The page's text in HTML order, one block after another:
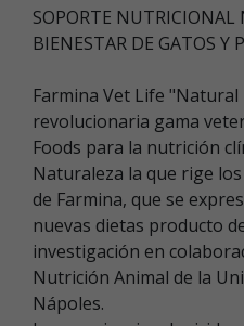
SOPORTE NUTRICIONAL
BIENESTAR DE GATOS Y
Farmina Vet Life "Natural
revolucionaria gama
Foods para la nutrición
Naturaleza la que rige
de Farmina, que se
nuevas dietas producto
investigación en
Nutrición Animal de la
Nápoles.